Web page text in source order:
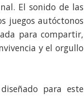
El sonido de las
juegos autóctonos
para compartir,
y el orgullo
para este